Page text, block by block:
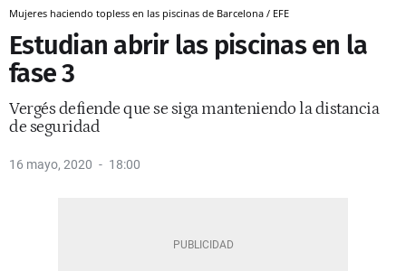
Mujeres haciendo topless en las piscinas de Barcelona / EFE
Estudian abrir las piscinas en la
fase 3
Vergés defiende que se siga manteniendo la distancia
de seguridad
16 mayo, 2020 18:00